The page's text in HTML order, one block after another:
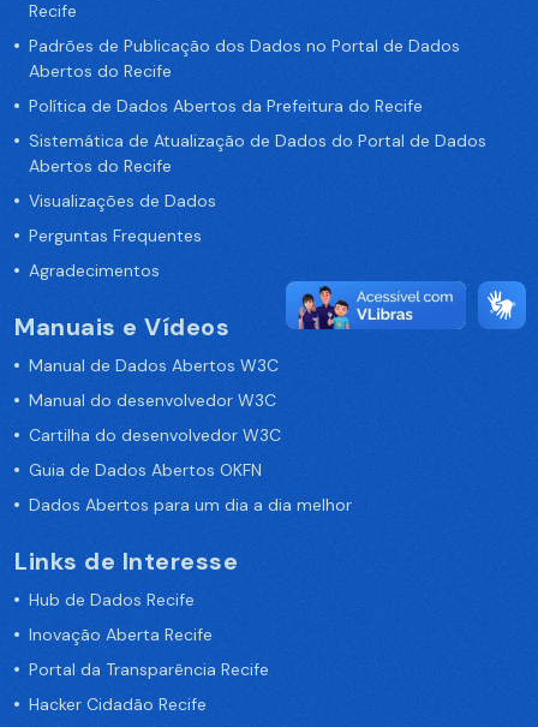
Recife
Padrões de Publicação dos Dados no Portal de Dados
Abertos do Recife
Política de Dados Abertos da Prefeitura do Recife
Sistemática de Atualização de Dados do Portal de Dados
Abertos do Recife
Visualizações de Dados
Perguntas Frequentes
Agradecimentos
Manuais e Vídeos
Manual de Dados Abertos W3C
Manual do desenvolvedor W3C
Cartilha do desenvolvedor W3C
Guia de Dados Abertos OKFN
Dados Abertos para um dia a dia melhor
Links de Interesse
Hub de Dados Recife
Inovação Aberta Recife
Portal da Transparência Recife
Hacker Cidadão Recife